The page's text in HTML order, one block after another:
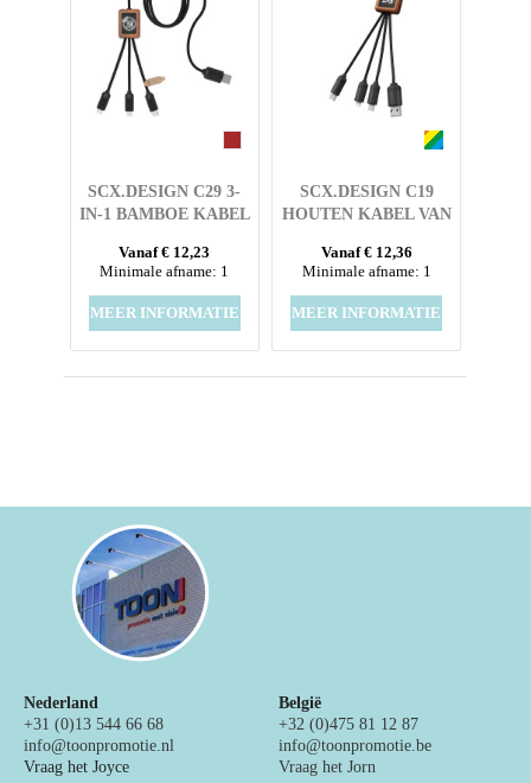
SCX.DESIGN C29 3-
IN-1 BAMBOE KABEL
Vanaf € 12,23
Minimale afname: 1
MEER INFORMATIE
SCX.DESIGN C19
HOUTEN KABEL VAN
Vanaf € 12,36
Minimale afname: 1
MEER INFORMATIE
Nederland
+31 (0)13 544 66 68
info@toonpromotie.nl
Vraag het Joyce
België
+32 (0)475 81 12 87
info@toonpromotie.be
Vraag het Jorn